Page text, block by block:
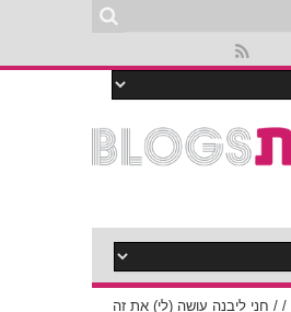
/
/ חני ליבנה עושה (לי) את זה